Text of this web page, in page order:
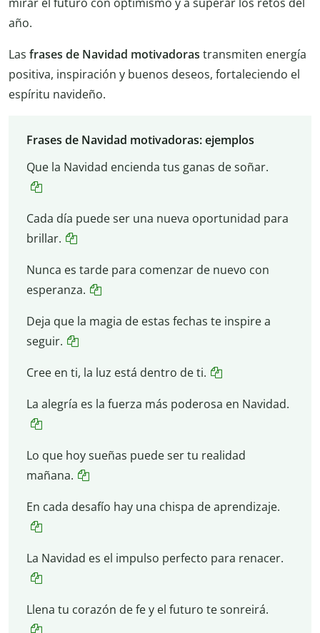
año.
Las frases de Navidad motivadoras transmiten energía
positiva, inspiración y buenos deseos, fortaleciendo el
espíritu navideño.
Frases de Navidad motivadoras: ejemplos
Que la Navidad encienda tus ganas de soñar.
Cada día puede ser una nueva oportunidad para
brillar.
Nunca es tarde para comenzar de nuevo con
esperanza.
Deja que la magia de estas fechas te inspire a
seguir.
Cree en ti, la luz está dentro de ti.
La alegría es la fuerza más poderosa en Navidad.
Lo que hoy sueñas puede ser tu realidad
mañana.
En cada desafío hay una chispa de aprendizaje.
La Navidad es el impulso perfecto para renacer.
Llena tu corazón de fe y el futuro te sonreirá.